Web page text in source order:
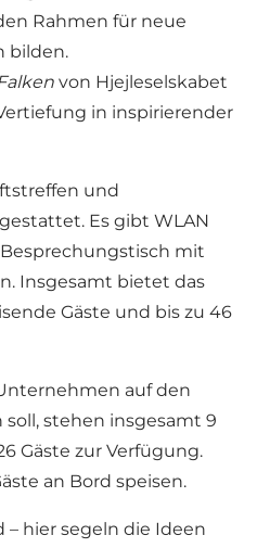
Rahmen für neue
bilden.
von Hjejleselskabet
in inspirierender
und
Es gibt WLAN
mit
Insgesamt bietet das
Gäste und bis zu 46
auf den
stehen insgesamt 9
Gäste zur Verfügung.
an Bord speisen.
hier segeln die Ideen